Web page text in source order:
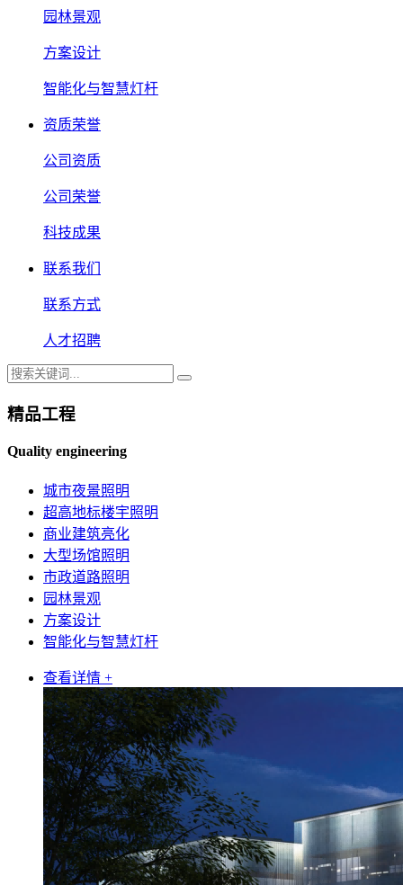
园林景观
方案设计
智能化与智慧灯杆
资质荣誉
公司资质
公司荣誉
科技成果
联系我们
联系方式
人才招聘
精品工程
Quality engineering
城市夜景照明
超高地标楼宇照明
商业建筑亮化
大型场馆照明
市政道路照明
园林景观
方案设计
智能化与智慧灯杆
查看详情 +